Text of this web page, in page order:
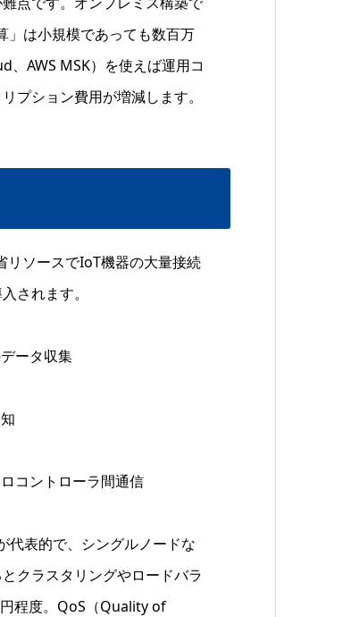
」は小規模であっても数百万
AWS MSK）を使えば運用コ
プション費用が増減します。
ソースでIoT機器の大量接続
されます。
ータ収集
コントローラ間通信
表的で、シングルノードな
クラスタリングやロードバラ
程度。QoS（Quality of